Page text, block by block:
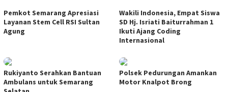
Pemkot Semarang Apresiasi
Layanan Stem Cell RSI Sultan
Agung
Wakili Indonesia, Empat Siswa
SD Hj. Isriati Baiturrahman 1
Ikuti Ajang Coding
Internasional
Rukiyanto Serahkan Bantuan
Ambulans untuk Semarang
Polsek Pedurungan Amankan
Motor Knalpot Brong